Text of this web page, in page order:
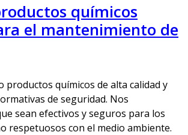
químicos
el mantenimiento de
productos químicos de alta calidad y
de seguridad. Nos
sean efectivos y seguros para los
respetuosos con el medio ambiente.